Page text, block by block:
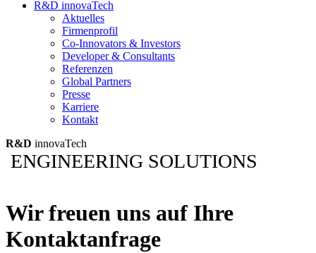
R&D innovaTech
Aktuelles
Firmenprofil
Co-Innovators & Investors
Developer & Consultants
Referenzen
Global Partners
Presse
Karriere
Kontakt
R&D innovaTech
ENGINEERING SOLUTIONS
Wir freuen uns auf Ihre
Kontaktanfrage